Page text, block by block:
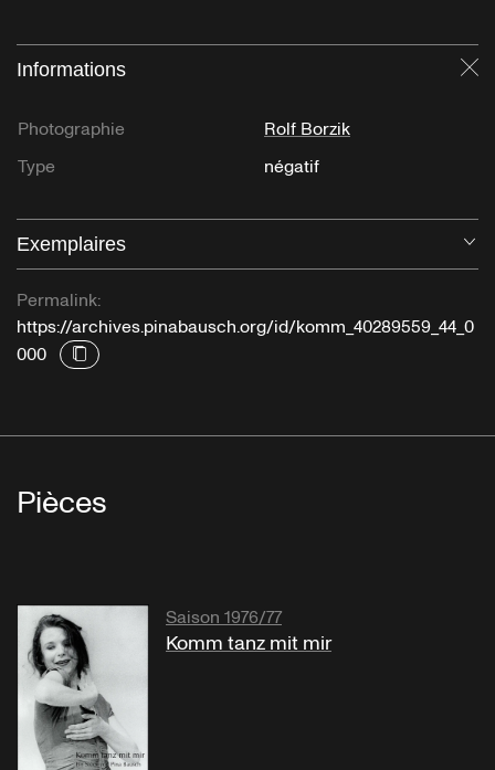
Informations
Photographie
Rolf Borzik
Type
négatif
Exemplaires
Permalink:
https://archives.pinabausch.org/id/komm_40289559_44_0
000
Pièces
Saison 1976/77
Komm tanz mit mir